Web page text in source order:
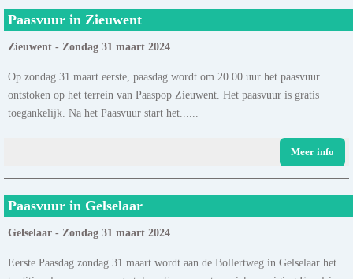
Paasvuur in Zieuwent
Zieuwent - Zondag 31 maart 2024
Op zondag 31 maart eerste, paasdag wordt om 20.00 uur het paasvuur
ontstoken op het terrein van Paaspop Zieuwent. Het paasvuur is gratis
toegankelijk. Na het Paasvuur start het......
Meer info
Paasvuur in Gelselaar
Gelselaar - Zondag 31 maart 2024
Eerste Paasdag zondag 31 maart wordt aan de Bollertweg in Gelselaar het